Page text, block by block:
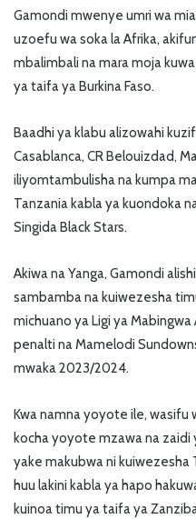
Gamondi mwenye umri wa
uzoefu wa soka la Afrika,
mbalimbali na mara moja
ya taifa ya Burkina Faso.
Baadhi ya klabu alizowahi
Casablanca, CR Belouizdad,
iliyomtambulisha na kumpa
Tanzania kabla ya kuondoka
Singida Black Stars.
Akiwa na Yanga, Gamondi
sambamba na kuiwezesha
michuano ya Ligi ya
penalti na Mamelodi
mwaka 2023/2024.
Kwa namna yoyote ile, wasifu
kocha yoyote mzawa na
yake makubwa ni
huu lakini kabla ya hapo
kuinoa timu ya taifa ya